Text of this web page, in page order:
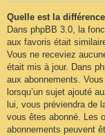
Quelle est la
Dans phpBB 3.0, la
aux favoris était
Vous ne receviez
était mis à jour. Dans
aux abonnements.
lorsqu’un sujet ajouté
lui, vous préviendra de
vous êtes abonné. Les
abonnements peuvent